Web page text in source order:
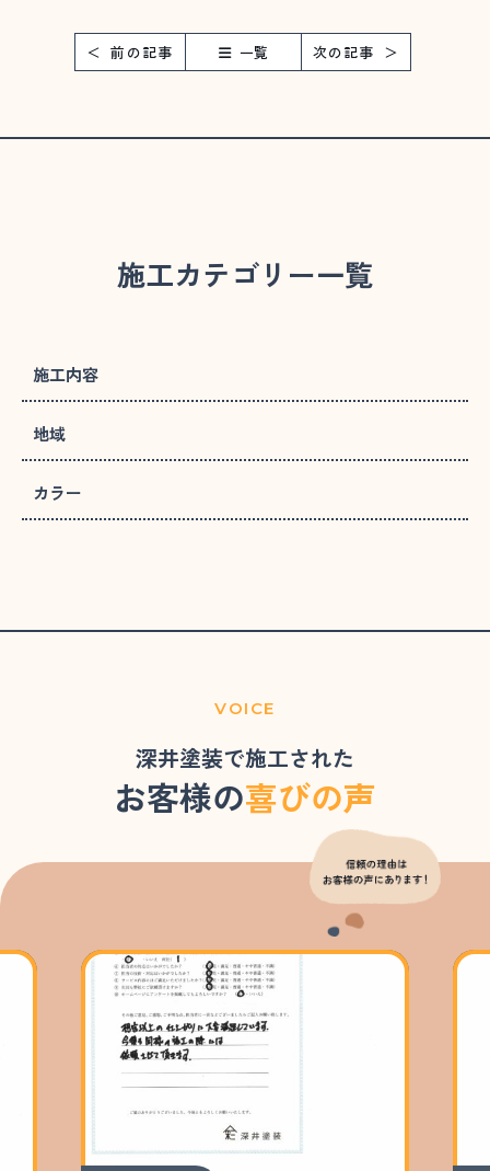
前の記事 一覧 次の記事
施工カテゴリー一覧
施工内容
地域
カラー
VOICE
深井塗装で施工された
お客様の喜びの声